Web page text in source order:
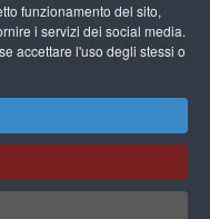
funzionamento del sito,
i servizi dei social media.
accettare l'uso degli stessi o
Saint-Mandrier-sur-Mer,Provence-